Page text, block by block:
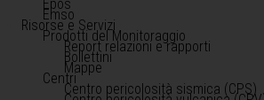
Epos
Emso
Risorse e Servizi
Prodotti del Monitoraggio
Report relazioni e rapporti
Bollettini
Mappe
Centri
Centro pericolosità sismica (CPS)